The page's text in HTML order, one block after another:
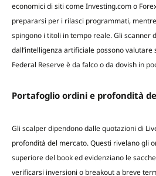
economici di siti come Investing.com o
prepararsi per i rilasci programmati,
spingono i titoli in tempo reale. Gli scanner
dall’intelligenza artificiale possono valutare
Federal Reserve è da falco o da dovish in
Portafoglio ordini e profondità
Gli scalper dipendono dalle quotazioni di
profondità del mercato. Questi rivelano gli
superiore del book ed evidenziano le
verificarsi inversioni o breakout a breve